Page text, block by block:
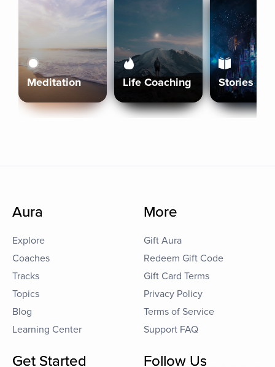
Meditation Life Coaching Stories
Aura
Explore
Coaches
Tracks
Topics
Blog
Learning Center
More
Gift Aura
Redeem Gift Code
Gift Card Terms
Privacy Policy
Terms of Service
Support FAQ
Get Started Follow Us